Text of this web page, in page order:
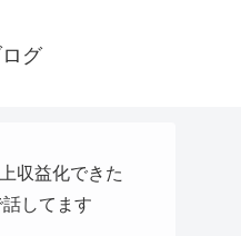
グ
収益化できた
してます